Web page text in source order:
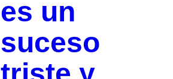
es un
suceso